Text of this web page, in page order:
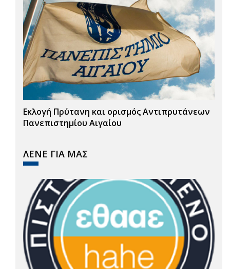
Εκλογή Πρύτανη και ορισμός Αντιπρυτάνεων
Πανεπιστημίου Αιγαίου
ΛΕΝΕ ΓΙΑ ΜΑΣ